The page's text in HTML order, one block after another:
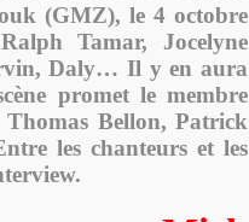
(GMZ), le 4 octobre
Tamar, Jocelyne
Daly… Il y en aura
promet le membre
Thomas Bellon, Patrick
les chanteurs et les